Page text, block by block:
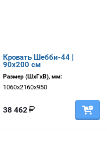
Кровать Шебби-44 |
90х200 см
Размер (ШхГхВ), мм:
1060х2160х950
38 462